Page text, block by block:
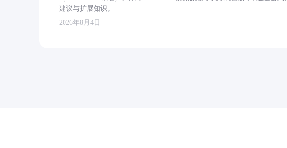
建议与扩展知识。
2026年8月4日